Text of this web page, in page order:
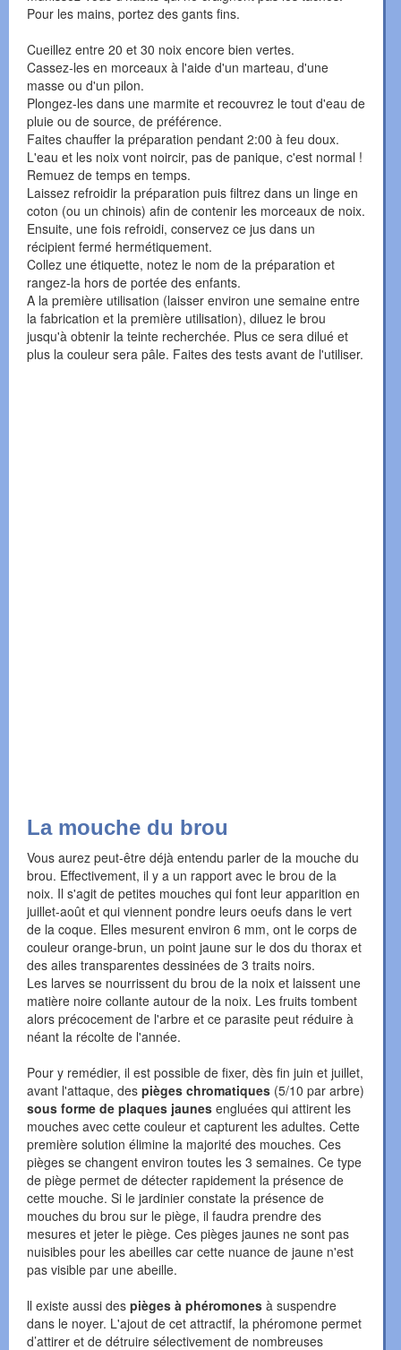
Pour les mains, portez des gants fins.
Cueillez entre 20 et 30 noix encore bien vertes.
Cassez-les en morceaux à l'aide d'un marteau, d'une
masse ou d'un pilon.
Plongez-les dans une marmite et recouvrez le tout d'eau de
pluie ou de source, de préférence.
Faites chauffer la préparation pendant 2:00 à feu doux.
L'eau et les noix vont noircir, pas de panique, c'est normal !
Remuez de temps en temps.
Laissez refroidir la préparation puis filtrez dans un linge en
coton (ou un chinois) afin de contenir les morceaux de noix.
Ensuite, une fois refroidi, conservez ce jus dans un
récipient fermé hermétiquement.
Collez une étiquette, notez le nom de la préparation et
rangez-la hors de portée des enfants.
A la première utilisation (laisser environ une semaine entre
la fabrication et la première utilisation), diluez le brou
jusqu'à obtenir la teinte recherchée. Plus ce sera dilué et
plus la couleur sera pâle. Faites des tests avant de l'utiliser.
La mouche du brou
Vous aurez peut-être déjà entendu parler de la mouche du
brou. Effectivement, il y a un rapport avec le brou de la
noix. Il s'agit de petites mouches qui font leur apparition en
juillet-août et qui viennent pondre leurs oeufs dans le vert
de la coque. Elles mesurent environ 6 mm, ont le corps de
couleur orange-brun, un point jaune sur le dos du thorax et
des ailes transparentes dessinées de 3 traits noirs.
Les larves se nourrissent du brou de la noix et laissent une
matière noire collante autour de la noix. Les fruits tombent
alors précocement de l'arbre et ce parasite peut réduire à
néant la récolte de l'année.
Pour y remédier, il est possible de fixer, dès fin juin et juillet,
avant l'attaque, des pièges chromatiques (5/10 par arbre)
sous forme de plaques jaunes engluées qui attirent les
mouches avec cette couleur et capturent les adultes. Cette
première solution élimine la majorité des mouches. Ces
pièges se changent environ toutes les 3 semaines. Ce type
de piège permet de détecter rapidement la présence de
cette mouche. Si le jardinier constate la présence de
mouches du brou sur le piège, il faudra prendre des
mesures et jeter le piège. Ces pièges jaunes ne sont pas
nuisibles pour les abeilles car cette nuance de jaune n'est
pas visible par une abeille.
ll existe aussi des pièges à phéromones à suspendre
dans le noyer. L'ajout de cet attractif, la phéromone permet
d’attirer et de détruire sélectivement de nombreuses